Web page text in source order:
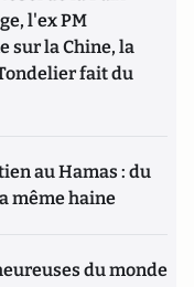
l'ex PM
sur la Chine, la
fait du
au Hamas : du
même haine
du monde